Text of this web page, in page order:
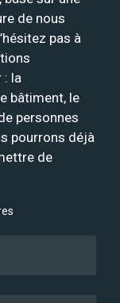
de nous
pas à
: la
bâtiment, le
personnes
pourrons déjà
de